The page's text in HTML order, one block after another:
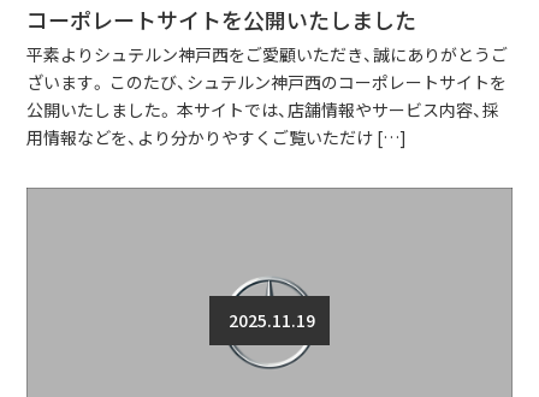
コーポレートサイトを公開いたしました
平素よりシュテルン神戸西をご愛顧いただき、誠にありがとうご
ざいます。 このたび、シュテルン神戸西のコーポレートサイトを
公開いたしました。 本サイトでは、店舗情報やサービス内容、採
用情報などを、より分かりやすくご覧いただけ […]
2025.11.19